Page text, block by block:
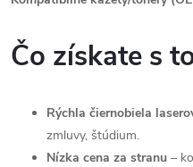
Čo získate s
Rýchla čiernobiela
zmluvy, štúdium.
Nízka cena za stranu –